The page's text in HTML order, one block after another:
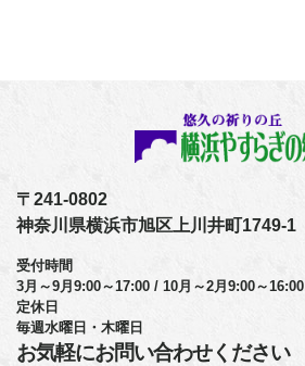
〒241-0802
神奈川県横浜市旭区上川井町1749-1
受付時間
3月～9月9:00～17:00 / 10月～2月9:00～16:00
定休日
毎週水曜日・木曜日
お気軽にお問い合わせください